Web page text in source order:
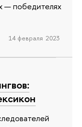
— победителях
14 февраля 2023